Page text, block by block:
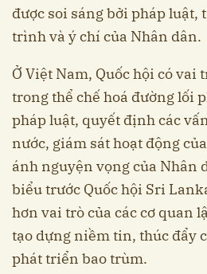
được soi sáng bởi pháp luật,
trình và ý chí của Nhân dân.
Ở Việt Nam, Quốc hội có vai
trong thể chế hoá đường lối
pháp luật, quyết định các
nước, giám sát hoạt động
ánh nguyện vọng của Nhân
biểu trước Quốc hội Sri
hơn vai trò của các cơ quan
tạo dựng niềm tin, thúc đẩy
phát triển bao trùm.